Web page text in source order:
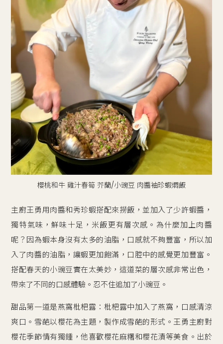
櫻桃和牛 雞汁春筍 芥蘭/小豌豆 肉醬袖珍蝦燜飯
主廚王勇用肉醬和秀珍蝦搭配來撈飯，並加入了少許蝦醬，
獨特氣味，鮮味十足，米飯更有層次感。為什麼加上肉醬
呢？因為蝦本身沒有太多的油脂，口感就不夠豐富，所以加
入了肉醬的油脂，讓蝦更加飽滿，口腔中的感覺更加豐富。
搭配春天的小豌豆實在太美妙，這道菜的層次感非常出色，
帶來了不同的口感體驗。忍不住追加了小豌豆。
甜品第一道是燕窩枇杷露：枇杷露中加入了燕窩，口感清涼
爽口。雪葩以櫻花為主題，製作成雪葩的形式。王勇主廚對
櫻花季節情有獨鍾，他喜歡櫻花麻糬和櫻花漬等美食。出於